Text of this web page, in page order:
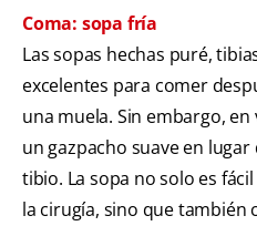
Coma: sopa fría
Las sopas hechas puré,
excelentes para comer
una muela. Sin embargo,
un gazpacho suave en
tibio. La sopa no solo es
la cirugía, sino que también